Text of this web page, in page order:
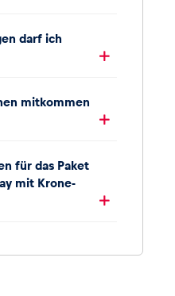
darf ich
mitkommen
für das Paket
mit Krone-